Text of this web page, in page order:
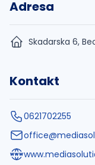
Adresa
Skadarska 6,
Kontakt
0621702255